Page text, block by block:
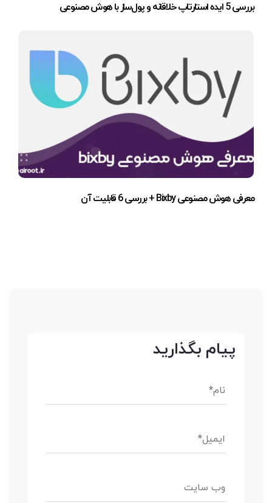
بررسی 5 ایده استارتاپ خلاقانه و پول‌ساز با هوش مصنوعی
معرفی هوش مصنوعی Bixby + بررسی 6 قابلیت آن
پیام بگذارید